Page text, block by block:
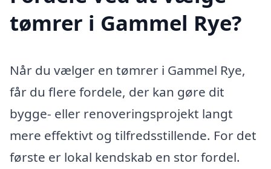
tømrer i Gammel Rye?
Når du vælger en tømrer i Gammel Rye,
får du flere fordele, der kan gøre dit
bygge- eller renoveringsprojekt langt
mere effektivt og tilfredsstillende. For det
første er lokal kendskab en stor fordel.